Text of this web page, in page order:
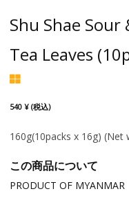
Shu Shae Sour
Tea Leaves
540 ¥ (税込)
160g(10packs x 16g) (Net
この商品について
PRODUCT OF MYANMAR